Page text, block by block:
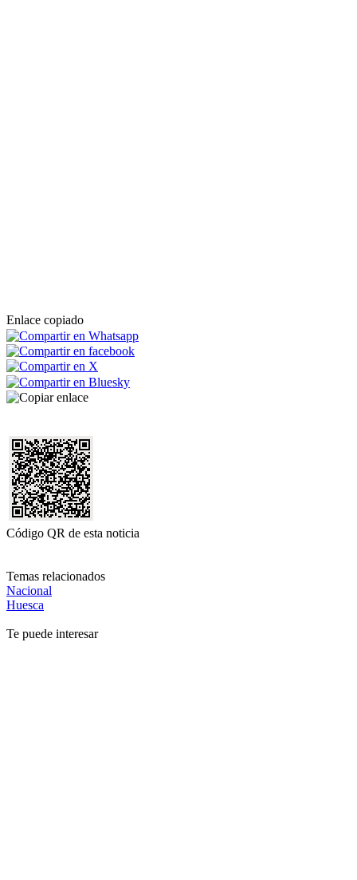
Enlace copiado
Código QR de esta noticia
Temas relacionados
Nacional
Huesca
Te puede interesar